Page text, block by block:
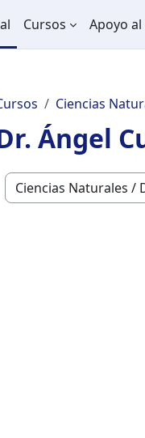
Cursos Apoyo
Ciencias
Ángel
Categorías